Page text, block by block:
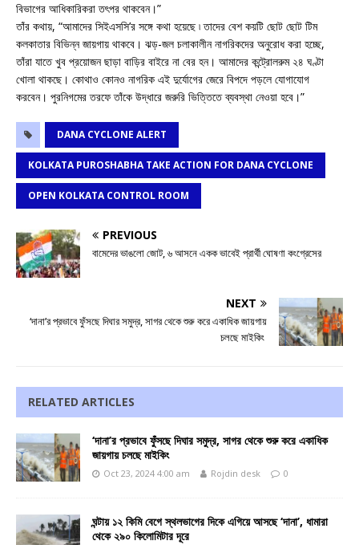
বিভাগের আধিকারিকরা তৎপর থাকবেন।”
তাঁর কথায়, “আমাদের সিইএসসি’র সঙ্গে কথা হয়েছে ৷ তাদের বেশ কয়টি ছোট ছোট টিম
কলকাতার বিভিন্ন জায়গায় থাকবে। ঝড়-জল চলাকালীন নাগরিকদের অনুরোধ করা হচ্ছে,
তাঁরা যাতে খুব প্রয়োজন ছাড়া বাড়ির বাইরে না বের হন। আমাদের কন্ট্রোলরুম ২৪ ঘণ্টা
খোলা থাকছে। কোথাও কোনও নাগরিক এই দুর্যোগের জেরে বিপদে পড়লে যোগাযোগ
করবেন। পুরনিগমের তরফে তাঁকে উদ্ধারে জরুরি ভিত্তিতে ব্যবস্থা নেওয়া হবে।”
DANA CYCLONE ALERT
KOLKATA PUROSHABHA TAKE ACTION FOR DANA CYCLONE
OPEN KOLKATA CONTROL ROOM
PREVIOUS
বামেদের ভাঙলো জোট, ৬ আসনে একক ভাবেই প্রার্থী ঘোষণা কংগ্রেসের
NEXT
‘দানা’র প্রভাবে ফুঁসছে দিঘার সমুদ্র, সাগর থেকে শুরু করে একাধিক জায়গায়
চলছে মাইকিং
RELATED ARTICLES
‘দানা’র প্রভাবে ফুঁসছে দিঘার সমুদ্র, সাগর থেকে শুরু করে একাধিক
জায়গায় চলছে মাইকিং
Oct 23, 2024 4:00 am Rojdin desk 0
ঘন্টায় ১২ কিমি বেগে স্থলভাগের দিকে এগিয়ে আসছে ‘দানা’, ধামারা
থেকে ২৯০ কিলোমিটার দূরে